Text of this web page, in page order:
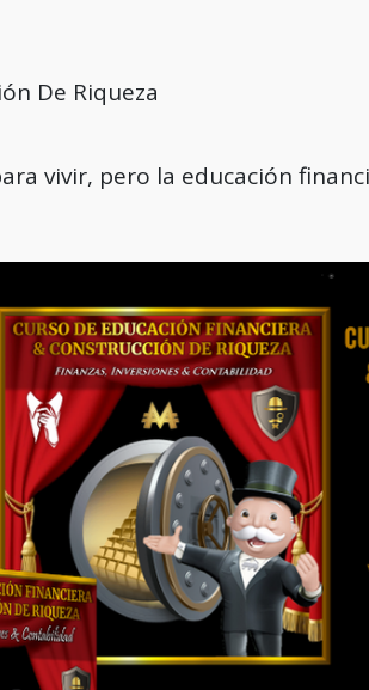
De Riqueza
vivir, pero la educación